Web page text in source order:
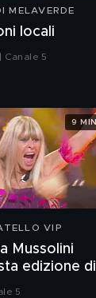
MELAVERDE
locali
Canale 5
VIP
Mussolini
edizione di
VIP
5
9 MIN